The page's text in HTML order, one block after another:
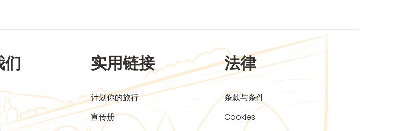
们 实用链接
计划你的旅行
宣传册
法律
条款与条件
Cookies